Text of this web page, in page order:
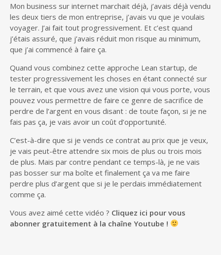
Mon business sur internet marchait déjà, j’avais déjà vendu
les deux tiers de mon entreprise, j’avais vu que je voulais
voyager. J’ai fait tout progressivement. Et c’est quand
j’étais assuré, que j’avais réduit mon risque au minimum,
que j’ai commencé à faire ça.
Quand vous combinez cette approche Lean startup, de
tester progressivement les choses en étant connecté sur
le terrain, et que vous avez une vision qui vous porte, vous
pouvez vous permettre de faire ce genre de sacrifice de
perdre de l’argent en vous disant : de toute façon, si je ne
fais pas ça, je vais avoir un coût d’opportunité.
C’est-à-dire que si je vends ce contrat au prix que je veux,
je vais peut-être attendre six mois de plus ou trois mois
de plus. Mais par contre pendant ce temps-là, je ne vais
pas bosser sur ma boîte et finalement ça va me faire
perdre plus d’argent que si je le perdais immédiatement
comme ça.
Vous avez aimé cette vidéo ? Cliquez ici pour vous
abonner gratuitement à la chaîne Youtube !